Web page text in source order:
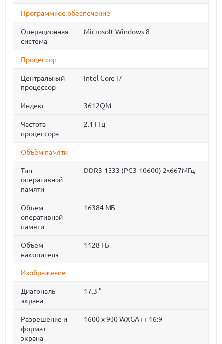
Программное обеспечение
Операционная
система
Microsoft Windows 8
Процессор
Центральный
процессор
Intel Core i7
Индекс 3612QM
Частота
процессора
2.1 ГГц
Объём памяти
Тип
оперативной
памяти
DDR3-1333 (PC3-10600) 2x667МГц
Объем
оперативной
памяти
16384 МБ
Объем
накопителя
1128 ГБ
Изображение
Диагональ
экрана
17.3 "
Разрешение и
формат
экрана
1600 x 900 WXGA++ 16:9